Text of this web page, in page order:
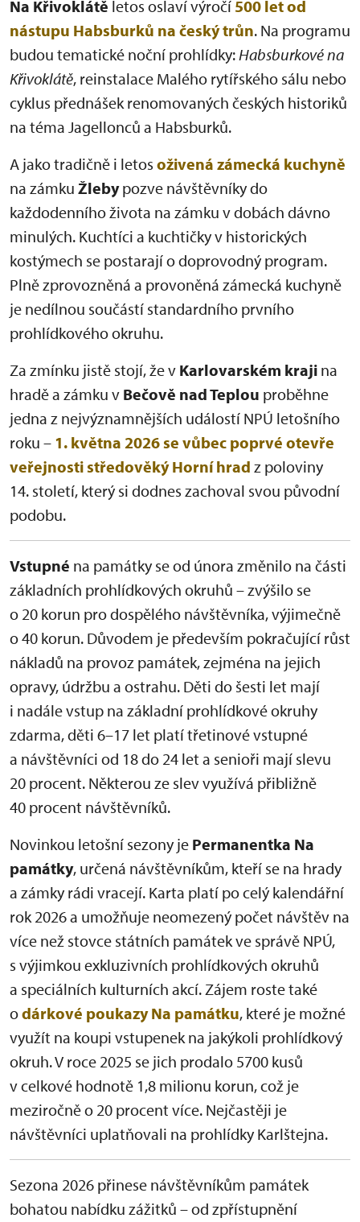
Na Křivoklátě letos oslaví výročí 500 let od
nástupu Habsburků na český trůn. Na programu
budou tematické noční prohlídky:Habsburkové na
Křivoklátě, reinstalace Malého rytířského sálu nebo
cyklus přednášek renomovaných českých historiků
na téma Jagellonců a Habsburků.
A jako tradičně i letos oživená zámecká kuchyně
na zámku Žlebypozve návštěvníky do
každodenního života na zámku v dobách dávno
minulých. Kuchtíci a kuchtičky v historických
kostýmech se postarají o doprovodný program.
Plně zprovozněná a provoněná zámecká kuchyně
je nedílnou součástí standardního prvního
prohlídkového okruhu.
Za zmínku jistě stojí, že v Karlovarském kraji na
hradě a zámku v Bečově nad Teplou proběhne
jedna z nejvýznamnějších událostí NPÚ letošního
roku – 1. května 2026 se vůbec poprvé otevře
veřejnosti středověký Horní hrad z poloviny
14. století, který si dodnes zachoval svou původní
podobu.
Vstupné na památky se od února změnilo na části
základních prohlídkových okruhů – zvýšilo se
o 20 korun pro dospělého návštěvníka, výjimečně
o 40 korun. Důvodem je především pokračující růst
nákladů na provoz památek, zejména na jejich
opravy, údržbu a ostrahu. Děti do šesti let mají
i nadále vstup na základní prohlídkové okruhy
zdarma, děti 6–17 let platí třetinové vstupné
a návštěvníci od 18 do 24 let a senioři mají slevu
20 procent. Některou ze slev využívá přibližně
40 procent návštěvníků.
Novinkou letošní sezony je Permanentka Na
památky, určená návštěvníkům, kteří se na hrady
a zámky rádi vracejí. Karta platí po celý kalendářní
rok 2026 a umožňuje neomezený počet návštěv na
více než stovce státních památek ve správě NPÚ,
s výjimkou exkluzivních prohlídkových okruhů
a speciálních kulturních akcí. Zájem roste také
odárkové poukazy Na památku, které je možné
využít na koupi vstupenek na jakýkoli prohlídkový
okruh. V roce 2025 se jich prodalo 5700 kusů
v celkové hodnotě 1,8 milionu korun, což je
meziročně o 20 procent více. Nejčastěji je
návštěvníci uplatňovali na prohlídky Karlštejna.
Sezona 2026 přinese návštěvníkům památek
bohatou nabídku zážitků – od zpřístupnění